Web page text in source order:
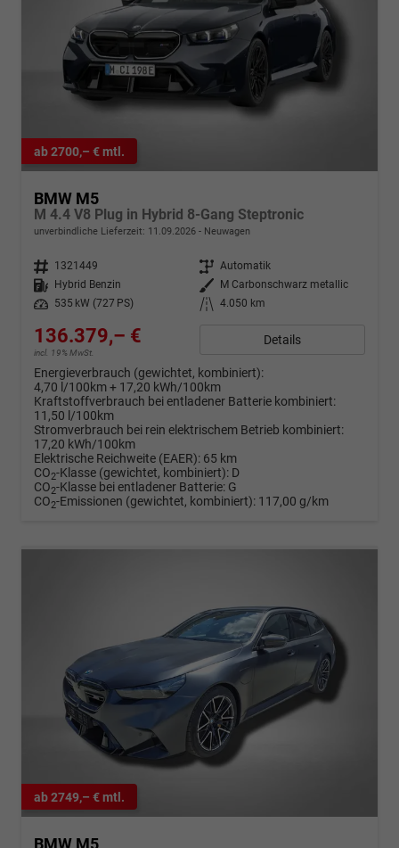
ab 2700,– € mtl.
BMW M5
M 4.4 V8 Plug in Hybrid 8-Gang Steptronic
unverbindliche Lieferzeit: 11.09.2026 Neuwagen
Fahrzeugnr. 1321449 Getriebe Automatik
Kraftstoff
Hybrid Benzin Außenfarbe
M Carbonschwarz metallic
Leistung
535 kW (727 PS) Kilometerstand 4.050 km
136.379,– €
incl. 19% MwSt.
Details
Energieverbrauch (gewichtet, kombiniert):
4,70 l/100km + 17,20 kWh/100km
Kraftstoffverbrauch bei entladener Batterie kombiniert:
11,50 l/100km
Stromverbrauch bei rein elektrischem Betrieb kombiniert:
17,20 kWh/100km
Elektrische Reichweite (EAER): 65 km
CO2-Klasse (gewichtet, kombiniert): D
CO2-Klasse bei entladener Batterie: G
CO2-Emissionen (gewichtet, kombiniert): 117,00 g/km
ab 2749,– € mtl.